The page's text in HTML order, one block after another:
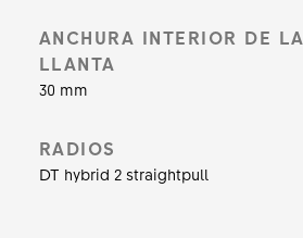
rodar!
ANCHURA INTERIOR DE LA
LLANTA
30 mm
RADIOS
DT hybrid 2 straightpull